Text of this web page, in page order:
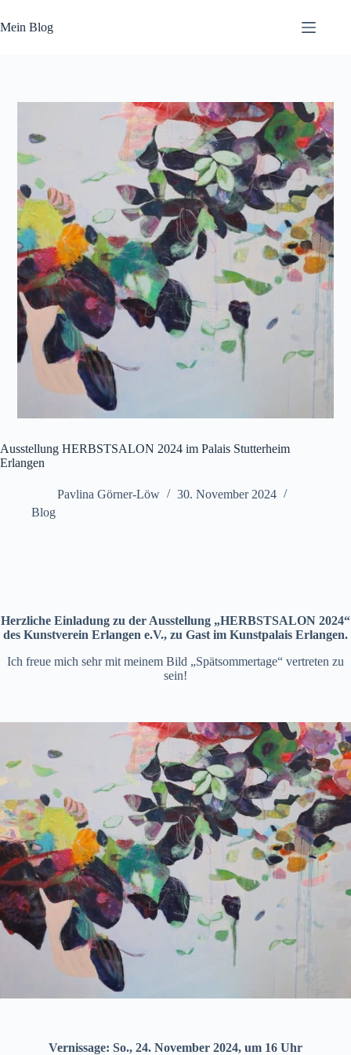
Inhalt
springen
Mein Blog
Ausstellung HERBSTSALON 2024 im Palais Stutterheim
Erlangen
Pavlina Görner-Löw
30. November 2024
Blog
Herzliche Einladung zu der Ausstellung „HERBSTSALON 2024“
des Kunstverein Erlangen e.V., zu Gast im Kunstpalais Erlangen.
Ich freue mich sehr mit meinem Bild „Spätsommertage“ vertreten zu
sein!
Vernissage: So., 24. November 2024, um 16 Uhr